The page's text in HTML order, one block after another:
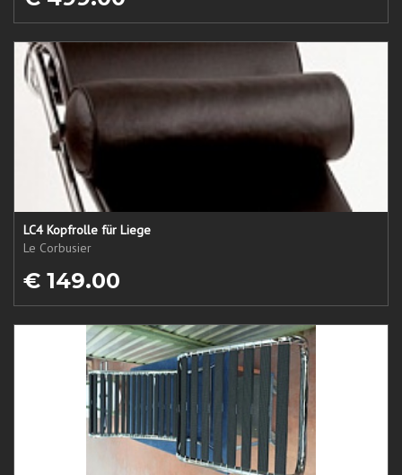
LC4 Kopfrolle für Liege
Le Corbusier
€ 149.00